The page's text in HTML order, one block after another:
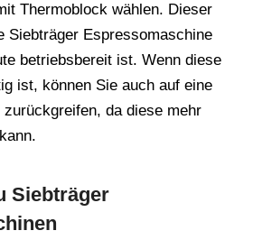
Thermoblock wählen. Dieser
Siebträger Espressomaschine
betriebsbereit ist. Wenn diese
ist, können Sie auch auf eine
da diese mehr
Siebträger